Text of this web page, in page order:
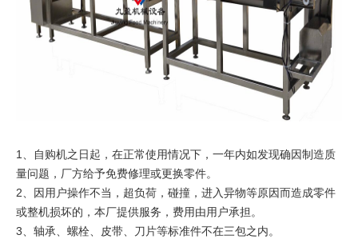
1、自购机之日起，在正常使用情况下，一年内如发现确因制造质
量问题，厂方给予免费修理或更换零件。
2、因用户操作不当，超负荷，碰撞，进入异物等原因而造成零件
或整机损坏的，本厂提供服务，费用由用户承担。
3、轴承、螺栓、皮带、刀片等标准件不在三包之内。